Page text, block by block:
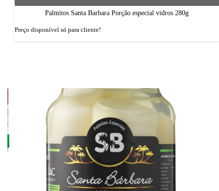
Palmitos Santa Barbara Porção especial vidros 280g
Preço disponí­vel só para cliente!